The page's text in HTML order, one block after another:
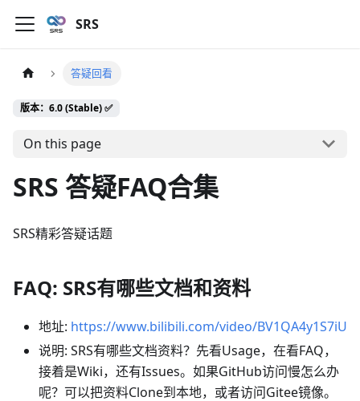
SRS
答疑回看
版本：6.0 (Stable) ✅
On this page
SRS 答疑FAQ合集
SRS精彩答疑话题
FAQ: SRS有哪些文档和资料
地址: https://www.bilibili.com/video/BV1QA4y1S7iU
说明: SRS有哪些文档资料？先看Usage，在看FAQ，
接着是Wiki，还有Issues。如果GitHub访问慢怎么办
呢？可以把资料Clone到本地，或者访问Gitee镜像。